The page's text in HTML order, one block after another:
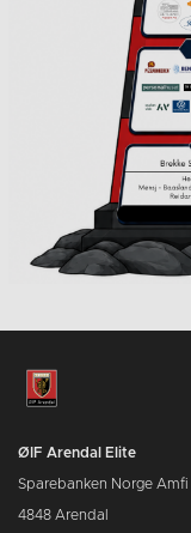
ØIF Arendal Elite
Sparebanken Norge Amfi
4848 Arendal